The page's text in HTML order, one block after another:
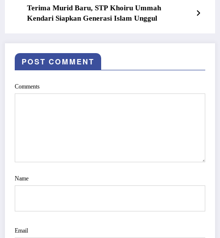
Terima Murid Baru, STP Khoiru Ummah
Kendari Siapkan Generasi Islam Unggul
POST COMMENT
Comments
Name
Email